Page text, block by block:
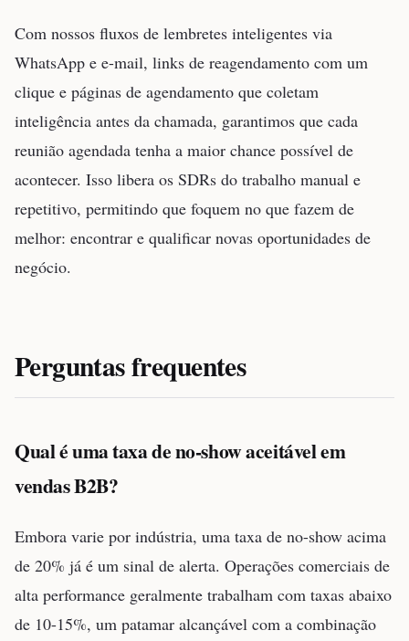
Com nossos fluxos de lembretes inteligentes via
WhatsApp e e-mail, links de reagendamento com um
clique e páginas de agendamento que coletam
inteligência antes da chamada, garantimos que cada
reunião agendada tenha a maior chance possível de
acontecer. Isso libera os SDRs do trabalho manual e
repetitivo, permitindo que foquem no que fazem de
melhor: encontrar e qualificar novas oportunidades de
negócio.
Perguntas frequentes
Qual é uma taxa de no-show aceitável em
vendas B2B?
Embora varie por indústria, uma taxa de no-show acima
de 20% já é um sinal de alerta. Operações comerciais de
alta performance geralmente trabalham com taxas abaixo
de 10-15%, um patamar alcançável com a combinação